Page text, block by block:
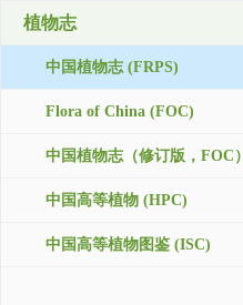
植物志
中国植物志 (FRPS)
Flora of China (FOC)
中国植物志（修订版，FOC）
中国高等植物 (HPC)
中国高等植物图鉴 (ISC)